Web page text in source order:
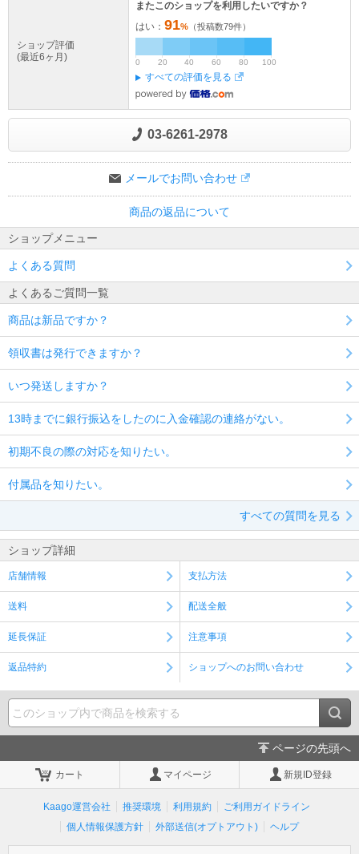
ショップ評価
(最近6ヶ月)
またこのショップを利用したいですか？
はい： 91% （投稿数79件）
0 20 40 60 80 100
すべての評価を見る
03-6261-2978
メールでお問い合わせ
商品の返品について
ショップメニュー
よくある質問
よくあるご質問一覧
商品は新品ですか？
領収書は発行できますか？
いつ発送しますか？
13時までに銀行振込をしたのに入金確認の連絡がない。
初期不良の際の対応を知りたい。
付属品を知りたい。
すべての質問を見る
ショップ詳細
店舗情報 支払方法
送料 配送全般
延長保証 注意事項
返品特約 ショップへのお問い合わせ
ページの先頭へ
カート マイページ 新規ID登録
Kaago運営会社 推奨環境 利用規約
ご利用ガイドライン
個人情報保護方針
外部送信(オプトアウト) ヘルプ